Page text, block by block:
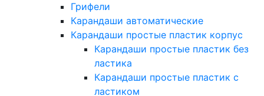
Грифели
Карандаши автоматические
Карандаши простые пластик корпус
Карандаши простые пластик без
ластика
Карандаши простые пластик с
ластиком